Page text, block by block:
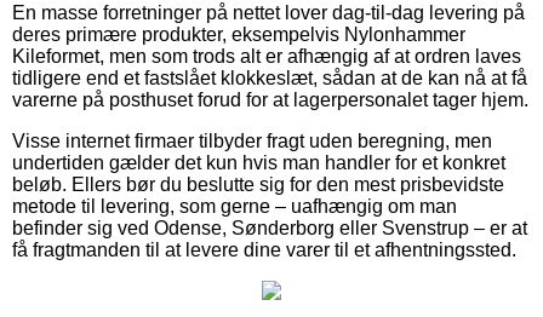
En masse forretninger på nettet lover dag-til-dag levering på
deres primære produkter, eksempelvis Nylonhammer
Kileformet, men som trods alt er afhængig af at ordren laves
tidligere end et fastslået klokkeslæt, sådan at de kan nå at få
varerne på posthuset forud for at lagerpersonalet tager hjem.
Visse internet firmaer tilbyder fragt uden beregning, men
undertiden gælder det kun hvis man handler for et konkret
beløb. Ellers bør du beslutte sig for den mest prisbevidste
metode til levering, som gerne – uafhængig om man
befinder sig ved Odense, Sønderborg eller Svenstrup – er at
få fragtmanden til at levere dine varer til et afhentningssted.